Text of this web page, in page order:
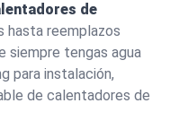
de
hasta reemplazos
siempre tengas agua
para instalación,
de calentadores de